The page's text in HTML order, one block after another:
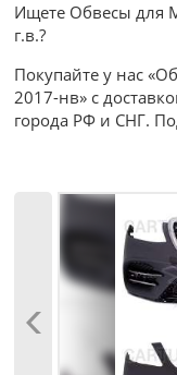
Ищете Обвесы для
г.в.?
Покупайте у нас
2017-нв» с
города РФ и СНГ.